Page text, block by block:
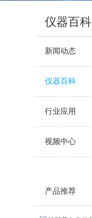
仪器百科
新闻动态
仪器百科
行业应用
视频中心
产品推荐